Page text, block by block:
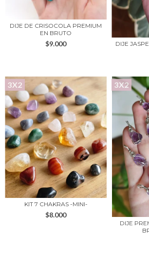
DIJE DE CRISOCOLA PREMIUM
EN BRUTO
$9.000 DIJE
3X2
KIT 7 CHAKRAS -MINI-
$8.000
3X2
DIJE